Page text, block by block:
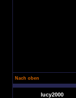
Nach oben
lucy2000